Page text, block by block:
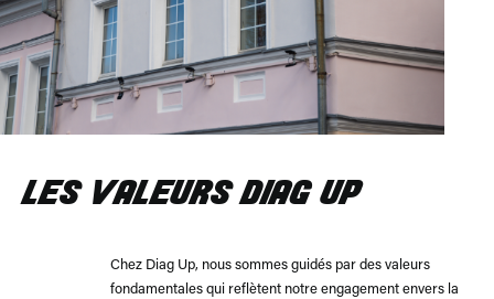
LES VALEURS DIAG UP
Chez Diag Up, nous sommes guidés par des valeurs
fondamentales qui reflètent notre engagement envers la